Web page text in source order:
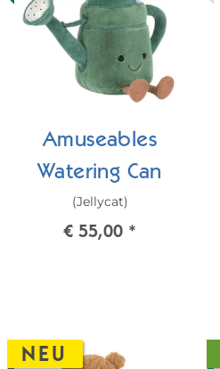
Amuseables
Watering Can
(Jellycat)
€ 55,00 *
NEU